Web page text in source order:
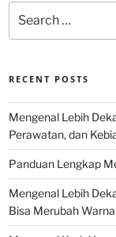
for:
RECENT POSTS
Mengenal Lebih
Perawatan, dan
Panduan Lengkap
Mengenal Lebih
Bisa Merubah